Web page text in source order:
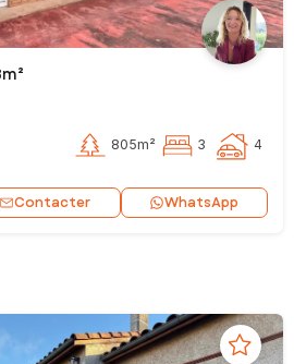
805m² 3 4
Contacter WhatsApp